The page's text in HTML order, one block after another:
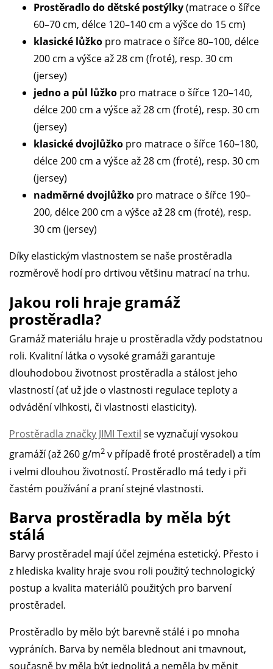
Prostěradlo do dětské postýlky(matrace o šířce
60–70 cm, délce 120–140 cm a výšce do 15 cm)
klasické lůžko pro matrace o šířce 80–100, délce
200 cm a výšce až 28 cm (froté), resp. 30 cm
(jersey)
jedno a půl lůžko pro matrace o šířce 120–140,
délce 200 cm a výšce až 28 cm (froté), resp. 30 cm
(jersey)
klasické dvojlůžko pro matrace o šířce 160–180,
délce 200 cm a výšce až 28 cm (froté), resp. 30 cm
(jersey)
nadměrné dvojlůžko pro matrace o šířce 190–
200, délce 200 cm a výšce až 28 cm (froté), resp.
30 cm (jersey)
Díky elastickým vlastnostem se naše prostěradla
rozměrově hodí pro drtivou většinu matrací na trhu.
Jakou roli hraje gramáž
prostěradla?
Gramáž materiálu hraje u prostěradla vždy podstatnou
roli. Kvalitní látka o vysoké gramáži garantuje
dlouhodobou životnost prostěradla a stálost jeho
vlastností (ať už jde o vlastnosti regulace teploty a
odvádění vlhkosti, či vlastnosti elasticity).
Prostěradla značky JIMI Textil se vyznačují vysokou
gramáží (až 260 g/m2 v případě froté prostěradel) a tím
i velmi dlouhou životností. Prostěradlo má tedy i při
častém používání a praní stejné vlastnosti.
Barva prostěradla by měla být
stálá
Barvy prostěradel mají účel zejména estetický. Přesto i
z hlediska kvality hraje svou roli použitý technologický
postup a kvalita materiálů použitých pro barvení
prostěradel.
Prostěradlo by mělo být barevně stálé i po mnoha
vypráních. Barva by neměla blednout ani tmavnout,
současně by měla být jednolitá a neměla by měnit